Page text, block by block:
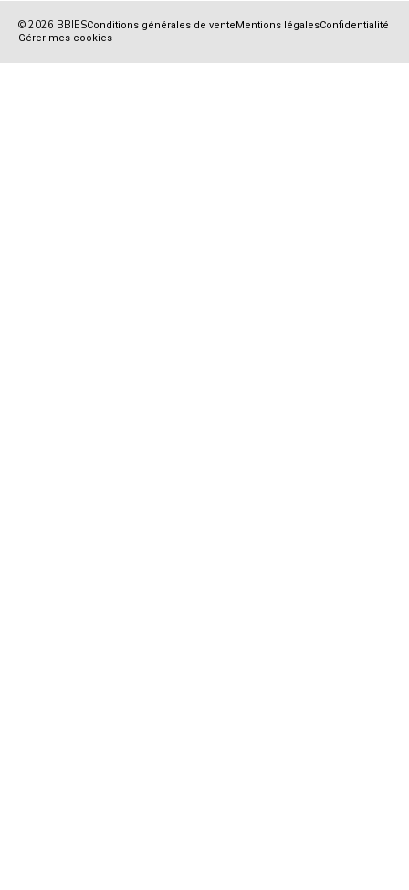
© 2026 BBIESConditions générales de venteMentions légalesConfidentialité
Gérer mes cookies